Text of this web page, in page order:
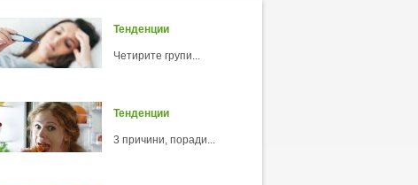
Тенденции
Четирите групи...
Тенденции
3 причини, поради...